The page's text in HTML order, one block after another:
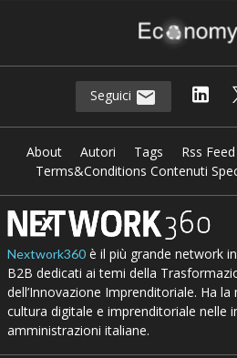
Seguici
About Autori Tags Rss Feed
Terms&Conditions Contenuti
Nextwork360è il più grande network
B2B dedicati ai temi della
dell’Innovazione Imprenditoriale. Ha
cultura digitale e imprenditoriale nelle
amministrazioni italiane.